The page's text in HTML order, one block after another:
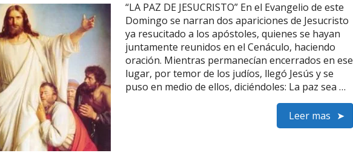
“LA PAZ DE JESUCRISTO” En el Evangelio de este
Domingo se narran dos apariciones de Jesucristo
ya resucitado a los apóstoles, quienes se hayan
juntamente reunidos en el Cenáculo, haciendo
oración. Mientras permanecían encerrados en ese
lugar, por temor de los judíos, llegó Jesús y se
puso en medio de ellos, diciéndoles: La paz sea …
Leer mas